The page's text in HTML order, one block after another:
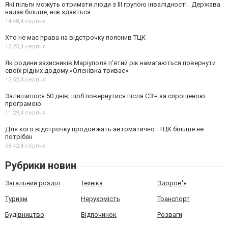
Які пільги можуть отримати люди з III групою інвалідності . Держава
надає більше, ніж здається
14:48,4 серпня
Хто не має права на відстрочку пояснив ТЦК
13:25,4 серпня
Як родини захисників Маріуполя пʼятий рік намагаються повернути
своїх рідних додому.«Оленівка триває»
12:52,4 серпня
Залишилося 50 днів, щоб повернутися після СЗЧ за спрощеною
програмою
11:29,4 серпня
Для кого відстрочку продовжать автоматично . ТЦК більше не
потрібен
08:42,4 серпня
Рубрики новин
Загальний розділ Техніка Здоров'я
Туризм Нерухомість Транспорт
Будівництво Відпочинок Розваги